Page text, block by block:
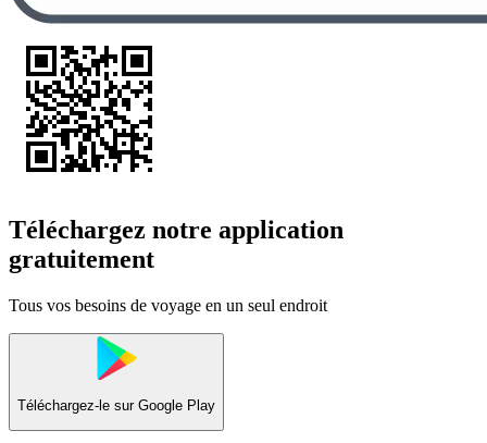
Téléchargez notre application
gratuitement
Tous vos besoins de voyage en un seul endroit
Téléchargez-le sur Google Play